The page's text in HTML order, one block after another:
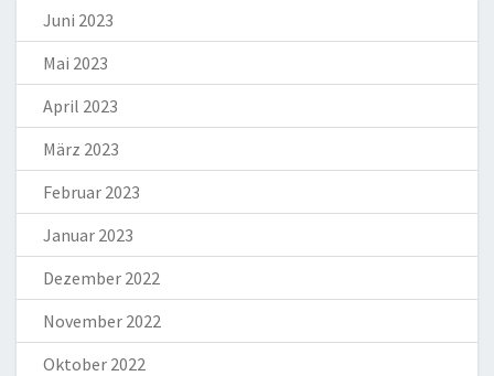
Juni 2023
Mai 2023
April 2023
März 2023
Februar 2023
Januar 2023
Dezember 2022
November 2022
Oktober 2022